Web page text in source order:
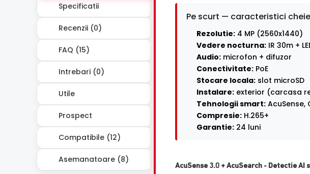
Specificatii
Recenzii (0)
FAQ (15)
Intrebari (0)
Utile
Prospect
Compatibile (12)
Asemanatoare (8)
Pe scurt — caracteristici cheie
Rezolutie: 4 MP (2560x1440)
Vedere nocturna: IR 30m +
Audio: microfon + difuzor
Conectivitate: PoE
Stocare locala: slot microSD
Instalare: exterior (carcasa
Tehnologii smart: AcuSense,
Compresie: H.265+
Garantie: 24 luni
AcuSense 3.0 + AcuSearch - Detectie AI